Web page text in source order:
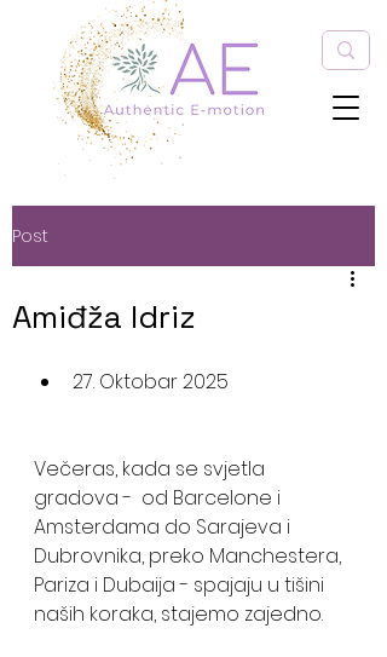
Post
Amiđža Idriz
27. Oktobar 2025
Večeras, kada se svjetla
gradova -  od Barcelone i
Amsterdama do Sarajeva i
Dubrovnika, preko Manchestera,
Pariza i Dubaija - spajaju u tišini
naših koraka, stajemo zajedno.